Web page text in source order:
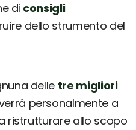
di consigli
dello strumento del
delle tre migliori
personalmente a
ristrutturare allo scopo